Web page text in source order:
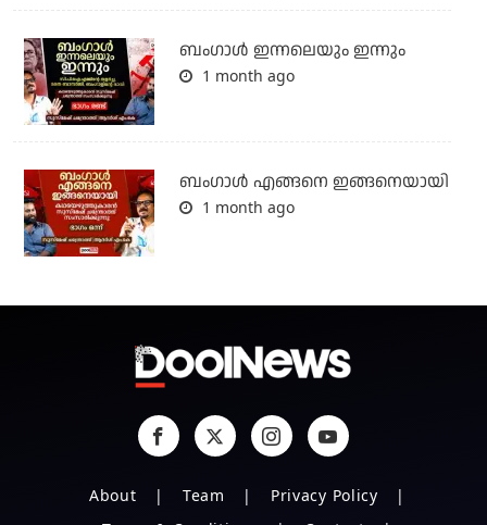
ബംഗാള്‍ ഇന്നലെയും ഇന്നും
1 month ago
ബം​ഗാൾ എങ്ങനെ ഇങ്ങനെയായി
1 month ago
About Team
Privacy Policy